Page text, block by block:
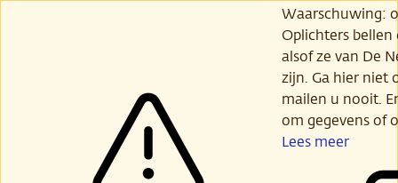
Waarschuwing:
Oplichters
alsof ze van De
zijn. Ga hier niet
mailen u nooit.
om gegevens of
Lees meer